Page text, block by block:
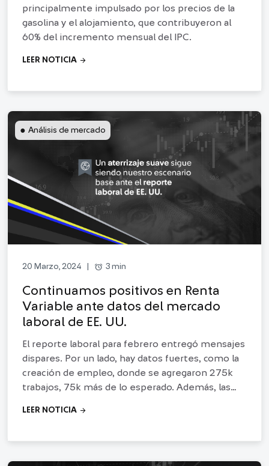
principalmente impulsado por los precios de la
gasolina y el alojamiento, que contribuyeron al
60% del incremento mensual del IPC.
LEER NOTICIA arrow_forward
● Análisis de mercado
20 Marzo, 2024 alarm 3 min
Continuamos positivos en Renta
Variable ante datos del mercado
laboral de EE. UU.
El reporte laboral para febrero entregó mensajes
dispares. Por un lado, hay datos fuertes, como la
creación de empleo, donde se agregaron 275k
trabajos, 75k más de lo esperado. Además, las
tras los efectos ...
LEER NOTICIA arrow_forward